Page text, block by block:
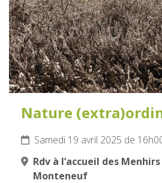
Nature
Samedi 19 avril 2025 de
Rdv à l’accueil des
Monteneuf